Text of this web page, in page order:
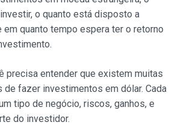
o quanto está disposto a
em quanto tempo espera ter o retorno
precisa entender que existem muitas
fazer investimentos em dólar. Cada
tipo de negócio, riscos, ganhos, e
do investidor.